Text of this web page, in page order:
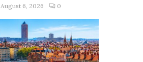
August 6, 2026 0